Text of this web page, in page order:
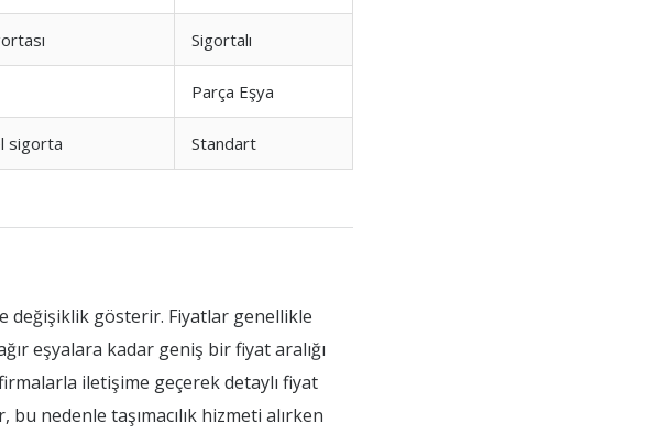
Sigortalı
Parça Eşya
sigorta Standart
değişiklik gösterir. Fiyatlar genellikle
eşyalara kadar geniş bir fiyat aralığı
iletişime geçerek detaylı fiyat
nedenle taşımacılık hizmeti alırken